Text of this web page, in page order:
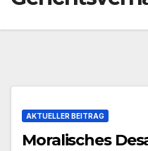
AKTUELLER BEITRAG
Moralisches